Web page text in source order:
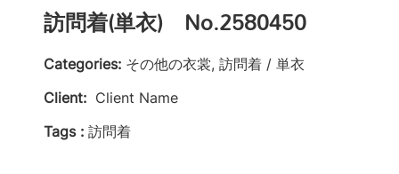
訪問着(単衣) No.2580450
Categories: その他の衣裳, 訪問着 / 単衣
Client: Client Name
Tags : 訪問着